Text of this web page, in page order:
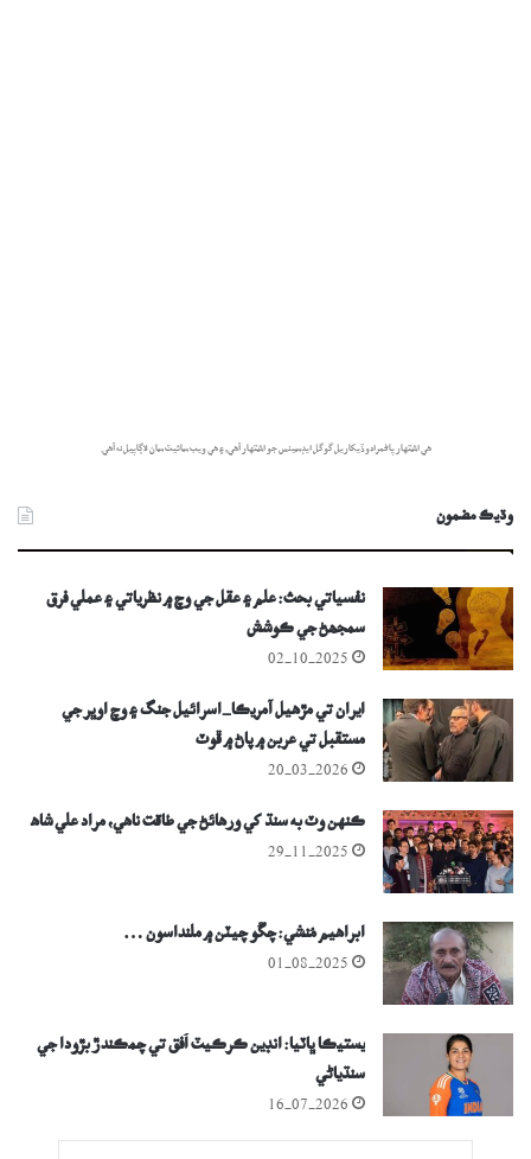
هي اشتهار پاڻمرادو ڏيکاريل گوگل ايڊسينس جو اشتهار آهي، ۽ هي ويب سائيٽ سان لاڳاپيل نه آهي.
وڌيڪ مضمون
نفسياتي بحث: علم ۽ عقل جي وچ ۾ نظرياتي ۽ عملي فرق
سمجھڻ جي ڪوشش
02-10-2025
ايران تي مڙھيل آمريڪا-اسرائيل جنگ ۽ وچ اوڀر جي
مستقبل تي عربن ۾ پاڻ ۾ ڦوٽ
20-03-2026
ڪنهن وٽ به سنڌ کي ورهائڻ جي طاقت ناهي، مراد علي شاھ
29-11-2025
ابراهيم مُنشي: چڱو چيٽن ۾ ملنداسون …
01-08-2025
يستيڪا ڀاٽيا: انڊين ڪرڪيٽ اُفق تي چمڪندڙ بڙودا جي
سنڌياڻي
16-07-2026